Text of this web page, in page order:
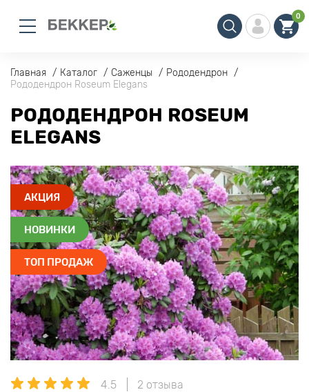
0
Главная Каталог Саженцы
Рододендрон
Рододендрон Roseum Elegans
РОДОДЕНДРОН ROSEUM
ELEGANS
АКЦИЯ
НОВИНКИ
ТОП ПРОДАЖ
4.5 2 отзыва